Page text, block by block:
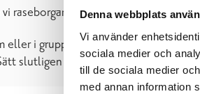
Denna webbplats
Vi använder
sociala medier och
till de sociala medier
med annan information
vi raseborgare in och registrerade
eller i grupp och lägg till antalet
slutligen soppåsarna du samlat in